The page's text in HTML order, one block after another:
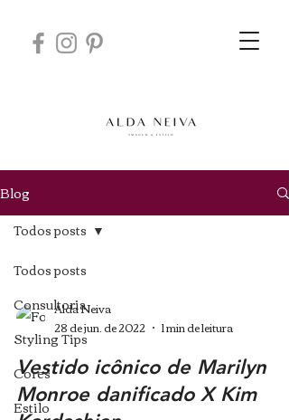
Blog
Todos posts
Consultoria
Styling Tips
Cores
Estilo
Todos posts
Alda Neiva
28 de jun. de 2022
1 min de leitura
Vestido icônico de Marilyn
Monroe danificado X Kim